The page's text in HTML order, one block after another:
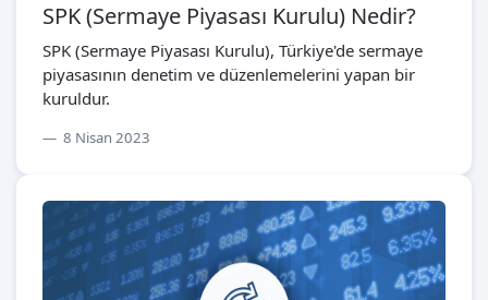
SPK (Sermaye Piyasası Kurulu) Nedir?
SPK (Sermaye Piyasası Kurulu), Türkiye'de sermaye
piyasasının denetim ve düzenlemelerini yapan bir
kuruldur.
8 Nisan 2023